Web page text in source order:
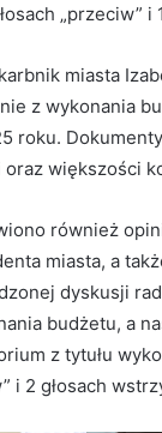
„przeciw”
miasta
z wykonania
roku.
większości
również
miasta, a
dyskusji
budżetu, a
z tytułu
i 2 głosach